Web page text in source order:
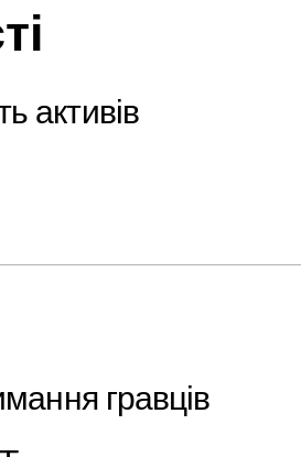
активів
гравців